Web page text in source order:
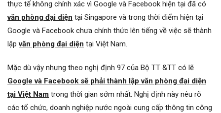
thực tế không chính xác vì Google và Facebook hiện tại đã có
văn phòng đại diện tại Singapore và trong thời điểm hiện tại
Google và Facebook chưa chính thức lên tiếng về việc sẽ thành
lậpvăn phòng đại diện tại Việt Nam.
Mặc dù vậy nhưng theo nghị định 97 của Bộ TT &TT có lẽ
Google và Facebook sẽ phải thành lập văn phòng đại diện
tại Việt Nam trong thời gian sớm nhất. Nghị định này nêu rõ
các tổ chức, doanh nghiệp nước ngoài cung cấp thông tin công